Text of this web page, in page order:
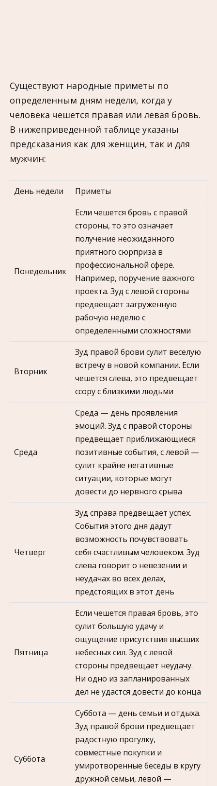
Существуют народные приметы по
определенным дням недели, когда у
человека чешется правая или левая бровь.
В нижеприведенной таблице указаны
предсказания как для женщин, так и для
мужчин:
День недели Приметы
Понедельник
Если чешется бровь с правой
стороны, то это означает
получение неожиданного
приятного сюрприза в
профессиональной сфере.
Например, поручение важного
проекта. Зуд с левой стороны
предвещает загруженную
рабочую неделю с
определенными сложностями
Вторник
Зуд правой брови сулит веселую
встречу в новой компании. Если
чешется слева, это предвещает
ссору с близкими людьми
Среда
Среда — день проявления
эмоций. Зуд с правой стороны
предвещает приближающиеся
позитивные события, с левой —
сулит крайне негативные
ситуации, которые могут
довести до нервного срыва
Четверг
Зуд справа предвещает успех.
События этого дня дадут
возможность почувствовать
себя счастливым человеком. Зуд
слева говорит о невезении и
неудачах во всех делах,
предстоящих в этот день
Пятница
Если чешется правая бровь, это
сулит большую удачу и
ощущение присутствия высших
небесных сил. Зуд с левой
стороны предвещает неудачу.
Ни одно из запланированных
дел не удастся довести до конца
Суббота
Суббота — день семьи и отдыха.
Зуд правой брови предвещает
радостную прогулку,
совместные покупки и
умиротворенные беседы в кругу
дружной семьи, левой —